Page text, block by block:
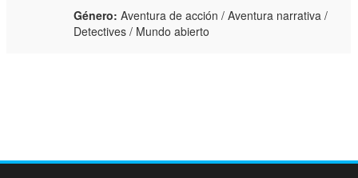
Género: Aventura de acción / Aventura narrativa /
Detectives / Mundo abierto